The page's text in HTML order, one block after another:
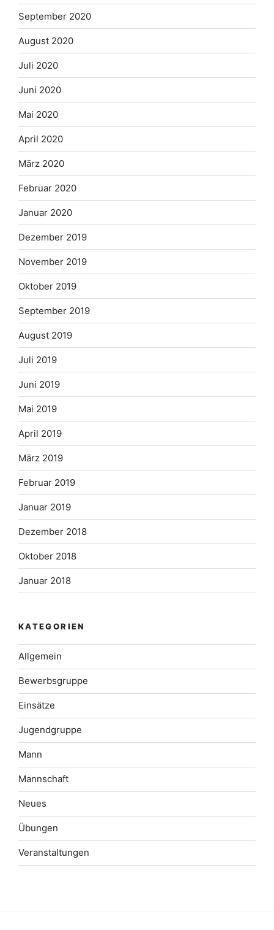
September 2020
August 2020
Juli 2020
Juni 2020
Mai 2020
April 2020
März 2020
Februar 2020
Januar 2020
Dezember 2019
November 2019
Oktober 2019
September 2019
August 2019
Juli 2019
Juni 2019
Mai 2019
April 2019
März 2019
Februar 2019
Januar 2019
Dezember 2018
Oktober 2018
Januar 2018
KATEGORIEN
Allgemein
Bewerbsgruppe
Einsätze
Jugendgruppe
Mann
Mannschaft
Neues
Übungen
Veranstaltungen